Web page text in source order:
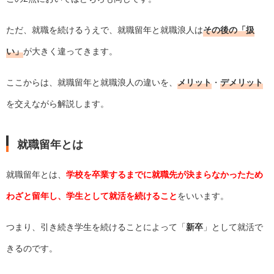
ただ、就職を続けるうえで、就職留年と就職浪人はその後の「扱
い」が大きく違ってきます。
ここからは、就職留年と就職浪人の違いを、 メリット ・ デメリット
を交えながら解説します。
就職留年とは
就職留年とは、 学校を卒業するまでに就職先が決まらなかったため
わざと留年し、学生として就活を続けることをいいます。
つまり、引き続き学生を続けることによって「新卒 」として就活で
きるのです。